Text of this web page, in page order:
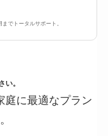
でトータルサポート。
い。
庭に最適なプラン